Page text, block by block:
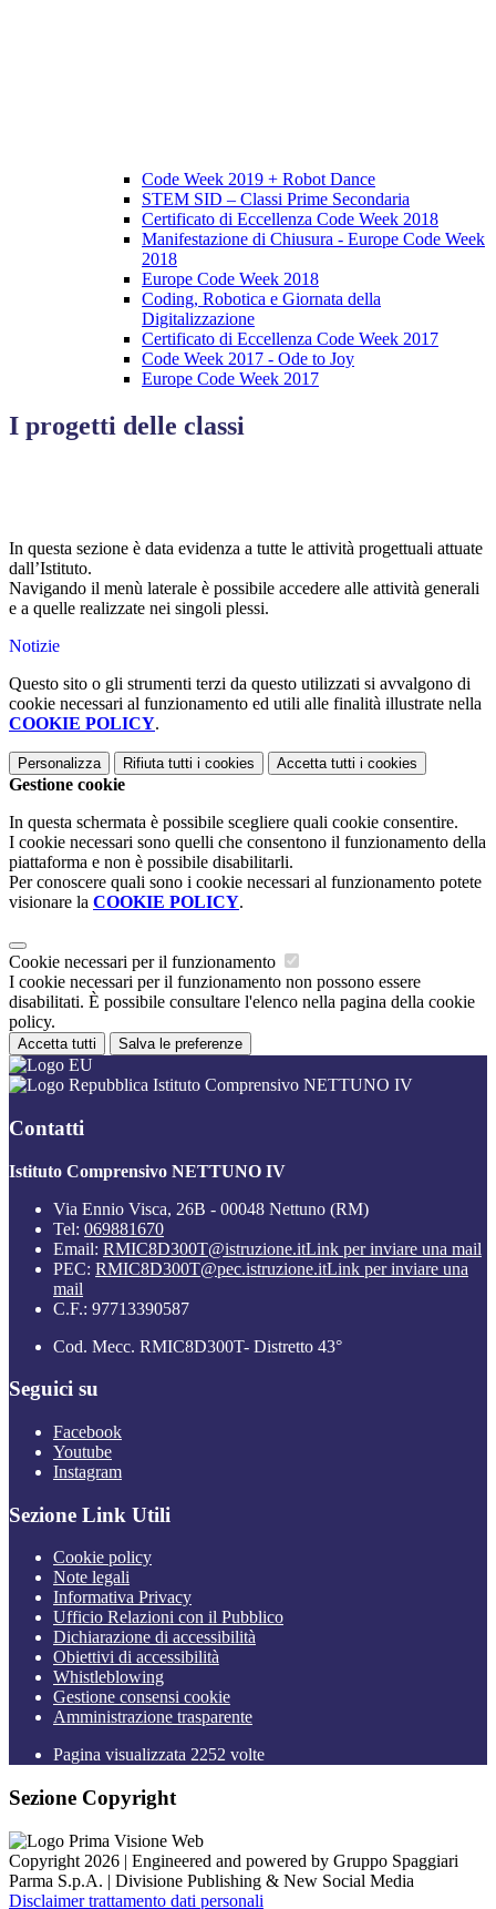
Code Week 2019 + Robot Dance
STEM SID – Classi Prime Secondaria
Certificato di Eccellenza Code Week 2018
Manifestazione di Chiusura - Europe Code Week
2018
Europe Code Week 2018
Coding, Robotica e Giornata della
Digitalizzazione
Certificato di Eccellenza Code Week 2017
Code Week 2017 - Ode to Joy
Europe Code Week 2017
I progetti delle classi
In questa sezione è data evidenza a tutte le attività progettuali attuate
dall’Istituto.
Navigando il menù laterale è possibile accedere alle attività generali
e a quelle realizzate nei singoli plessi.
Notizie
Questo sito o gli strumenti terzi da questo utilizzati si avvalgono di
cookie necessari al funzionamento ed utili alle finalità illustrate nella
COOKIE POLICY.
Personalizza Rifiuta tutti i cookies Accetta tutti i cookies
Gestione cookie
In questa schermata è possibile scegliere quali cookie consentire.
I cookie necessari sono quelli che consentono il funzionamento della
piattaforma e non è possibile disabilitarli.
Per conoscere quali sono i cookie necessari al funzionamento potete
visionare la COOKIE POLICY.
Cookie necessari per il funzionamento
I cookie necessari per il funzionamento non possono essere
disabilitati. È possibile consultare l'elenco nella pagina della cookie
policy.
Accetta tutti Salva le preferenze
Istituto Comprensivo NETTUNO IV
Contatti
Istituto Comprensivo NETTUNO IV
Via Ennio Visca, 26B - 00048 Nettuno (RM)
Tel: 069881670
Email: RMIC8D300T@istruzione.itLink per inviare una mail
PEC: RMIC8D300T@pec.istruzione.itLink per inviare una
mail
C.F.: 97713390587
Cod. Mecc. RMIC8D300T- Distretto 43°
Seguici su
Facebook
Youtube
Instagram
Sezione Link Utili
Cookie policy
Note legali
Informativa Privacy
Ufficio Relazioni con il Pubblico
Dichiarazione di accessibilità
Obiettivi di accessibilità
Whistleblowing
Gestione consensi cookie
Amministrazione trasparente
Pagina visualizzata 2252 volte
Sezione Copyright
Copyright 2026 | Engineered and powered by Gruppo Spaggiari
Parma S.p.A. | Divisione Publishing & New Social Media
Disclaimer trattamento dati personali